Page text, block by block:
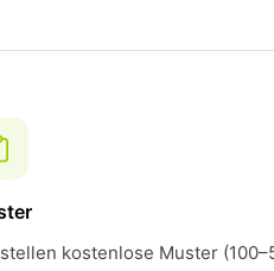
kostenlose Muster